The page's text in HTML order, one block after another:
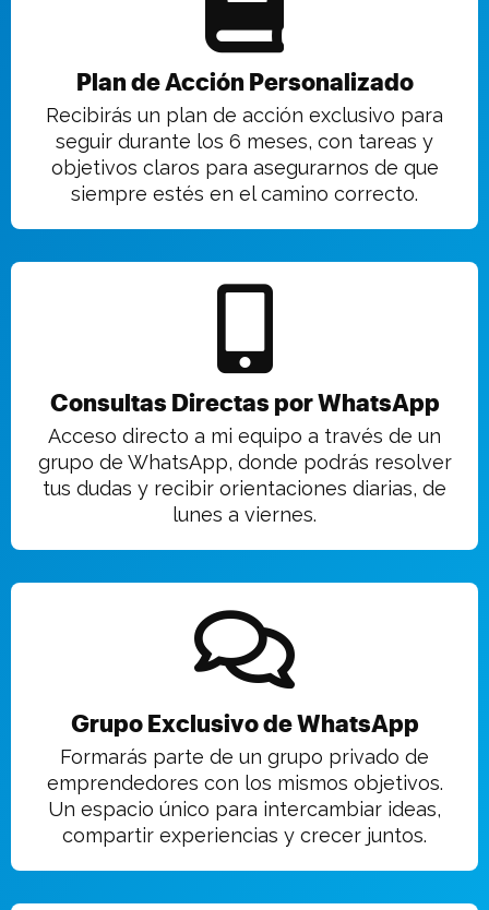
Plan de Acción Personalizado
Recibirás un plan de acción exclusivo para
seguir durante los 6 meses, con tareas y
objetivos claros para asegurarnos de que
siempre estés en el camino correcto.
Consultas Directas por WhatsApp
Acceso directo a mi equipo a través de un
grupo de WhatsApp, donde podrás resolver
tus dudas y recibir orientaciones diarias, de
lunes a viernes.
Grupo Exclusivo de WhatsApp
Formarás parte de un grupo privado de
emprendedores con los mismos objetivos.
Un espacio único para intercambiar ideas,
compartir experiencias y crecer juntos.